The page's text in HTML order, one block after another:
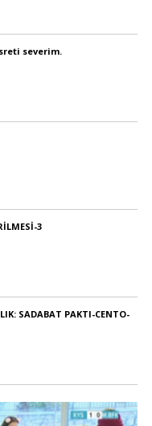
severim.
3
SADABAT PAKTI-CENTO-